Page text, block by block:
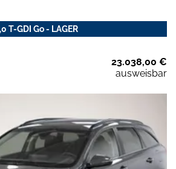
T-GDI Go - LAGER
23.038,00 €
ausweisbar